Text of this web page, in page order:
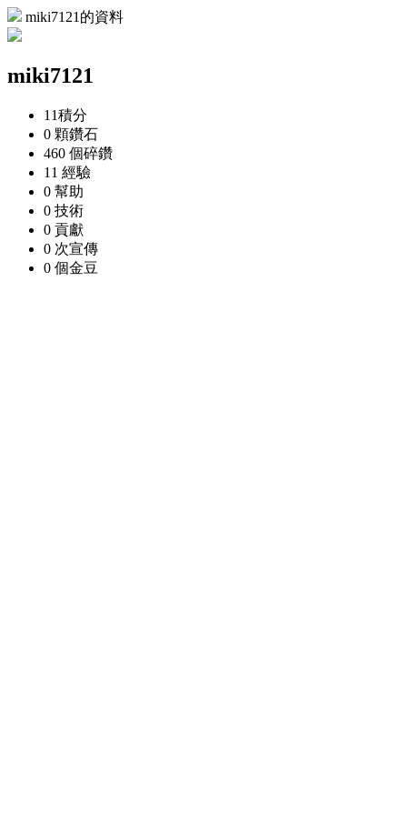
miki7121的資料
miki7121
11積分
0 顆鑽石
460 個碎鑽
11 經驗
0 幫助
0 技術
0 貢獻
0 次宣傳
0 個金豆